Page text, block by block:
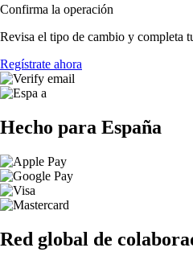
Confirma la operación
Revisa el tipo de cambio y completa
Regístrate ahora
Hecho para España
Red global de